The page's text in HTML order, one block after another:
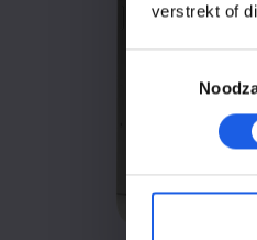
verstrekt of